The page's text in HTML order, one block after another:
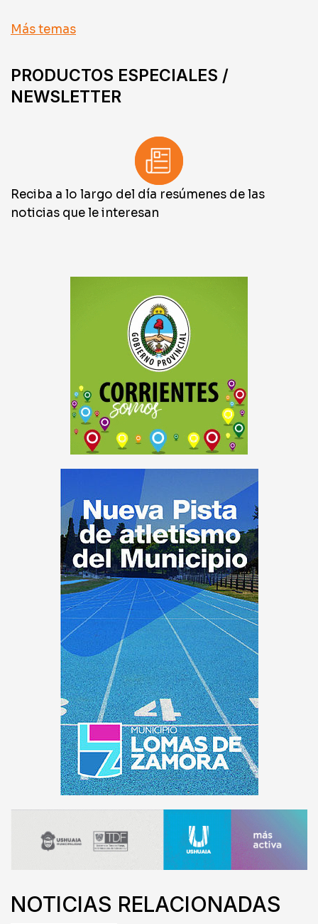
Más temas
PRODUCTOS ESPECIALES /
NEWSLETTER
Reciba a lo largo del día resúmenes de las
noticias que le interesan
NOTICIAS RELACIONADAS